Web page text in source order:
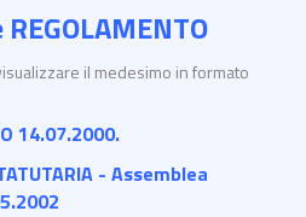
il medesimo in formato
14.07.2000.
- Assemblea